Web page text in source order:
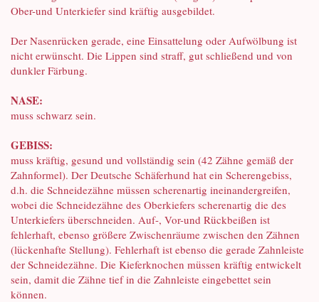
Ober-und Unterkiefer sind kräftig ausgebildet.
Der Nasenrücken gerade, eine Einsattelung oder Aufwölbung ist
nicht erwünscht. Die Lippen sind straff, gut schließend und von
dunkler Färbung.
NASE:
muss schwarz sein.
GEBISS:
muss kräftig, gesund und vollständig sein (42 Zähne gemäß der
Zahnformel). Der Deutsche Schäferhund hat ein Scherengebiss,
d.h. die Schneidezähne müssen scherenartig ineinandergreifen,
wobei die Schneidezähne des Oberkiefers scherenartig die des
Unterkiefers überschneiden. Auf-, Vor-und Rückbeißen ist
fehlerhaft, ebenso größere Zwischenräume zwischen den Zähnen
(lückenhafte Stellung). Fehlerhaft ist ebenso die gerade Zahnleiste
der Schneidezähne. Die Kieferknochen müssen kräftig entwickelt
sein, damit die Zähne tief in die Zahnleiste eingebettet sein
können.